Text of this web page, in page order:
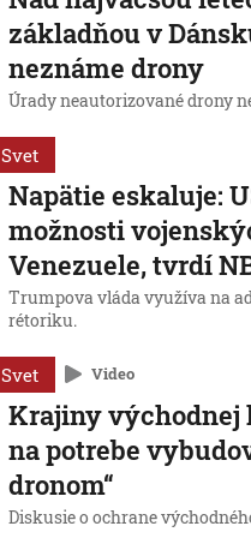
základňou v
neznáme drony
Úrady neautorizované drony
Svet
Napätie eskaluje:
možnosti
Venezuele, tvrdí
Trumpova vláda využíva na
rétoriku.
Svet Video
Krajiny východnej
na potrebe
dronom“
Diskusie o ochrane